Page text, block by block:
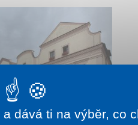
dává ti na výběr, co